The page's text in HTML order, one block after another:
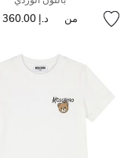
من د.إ 360.00